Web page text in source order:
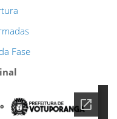
Fase